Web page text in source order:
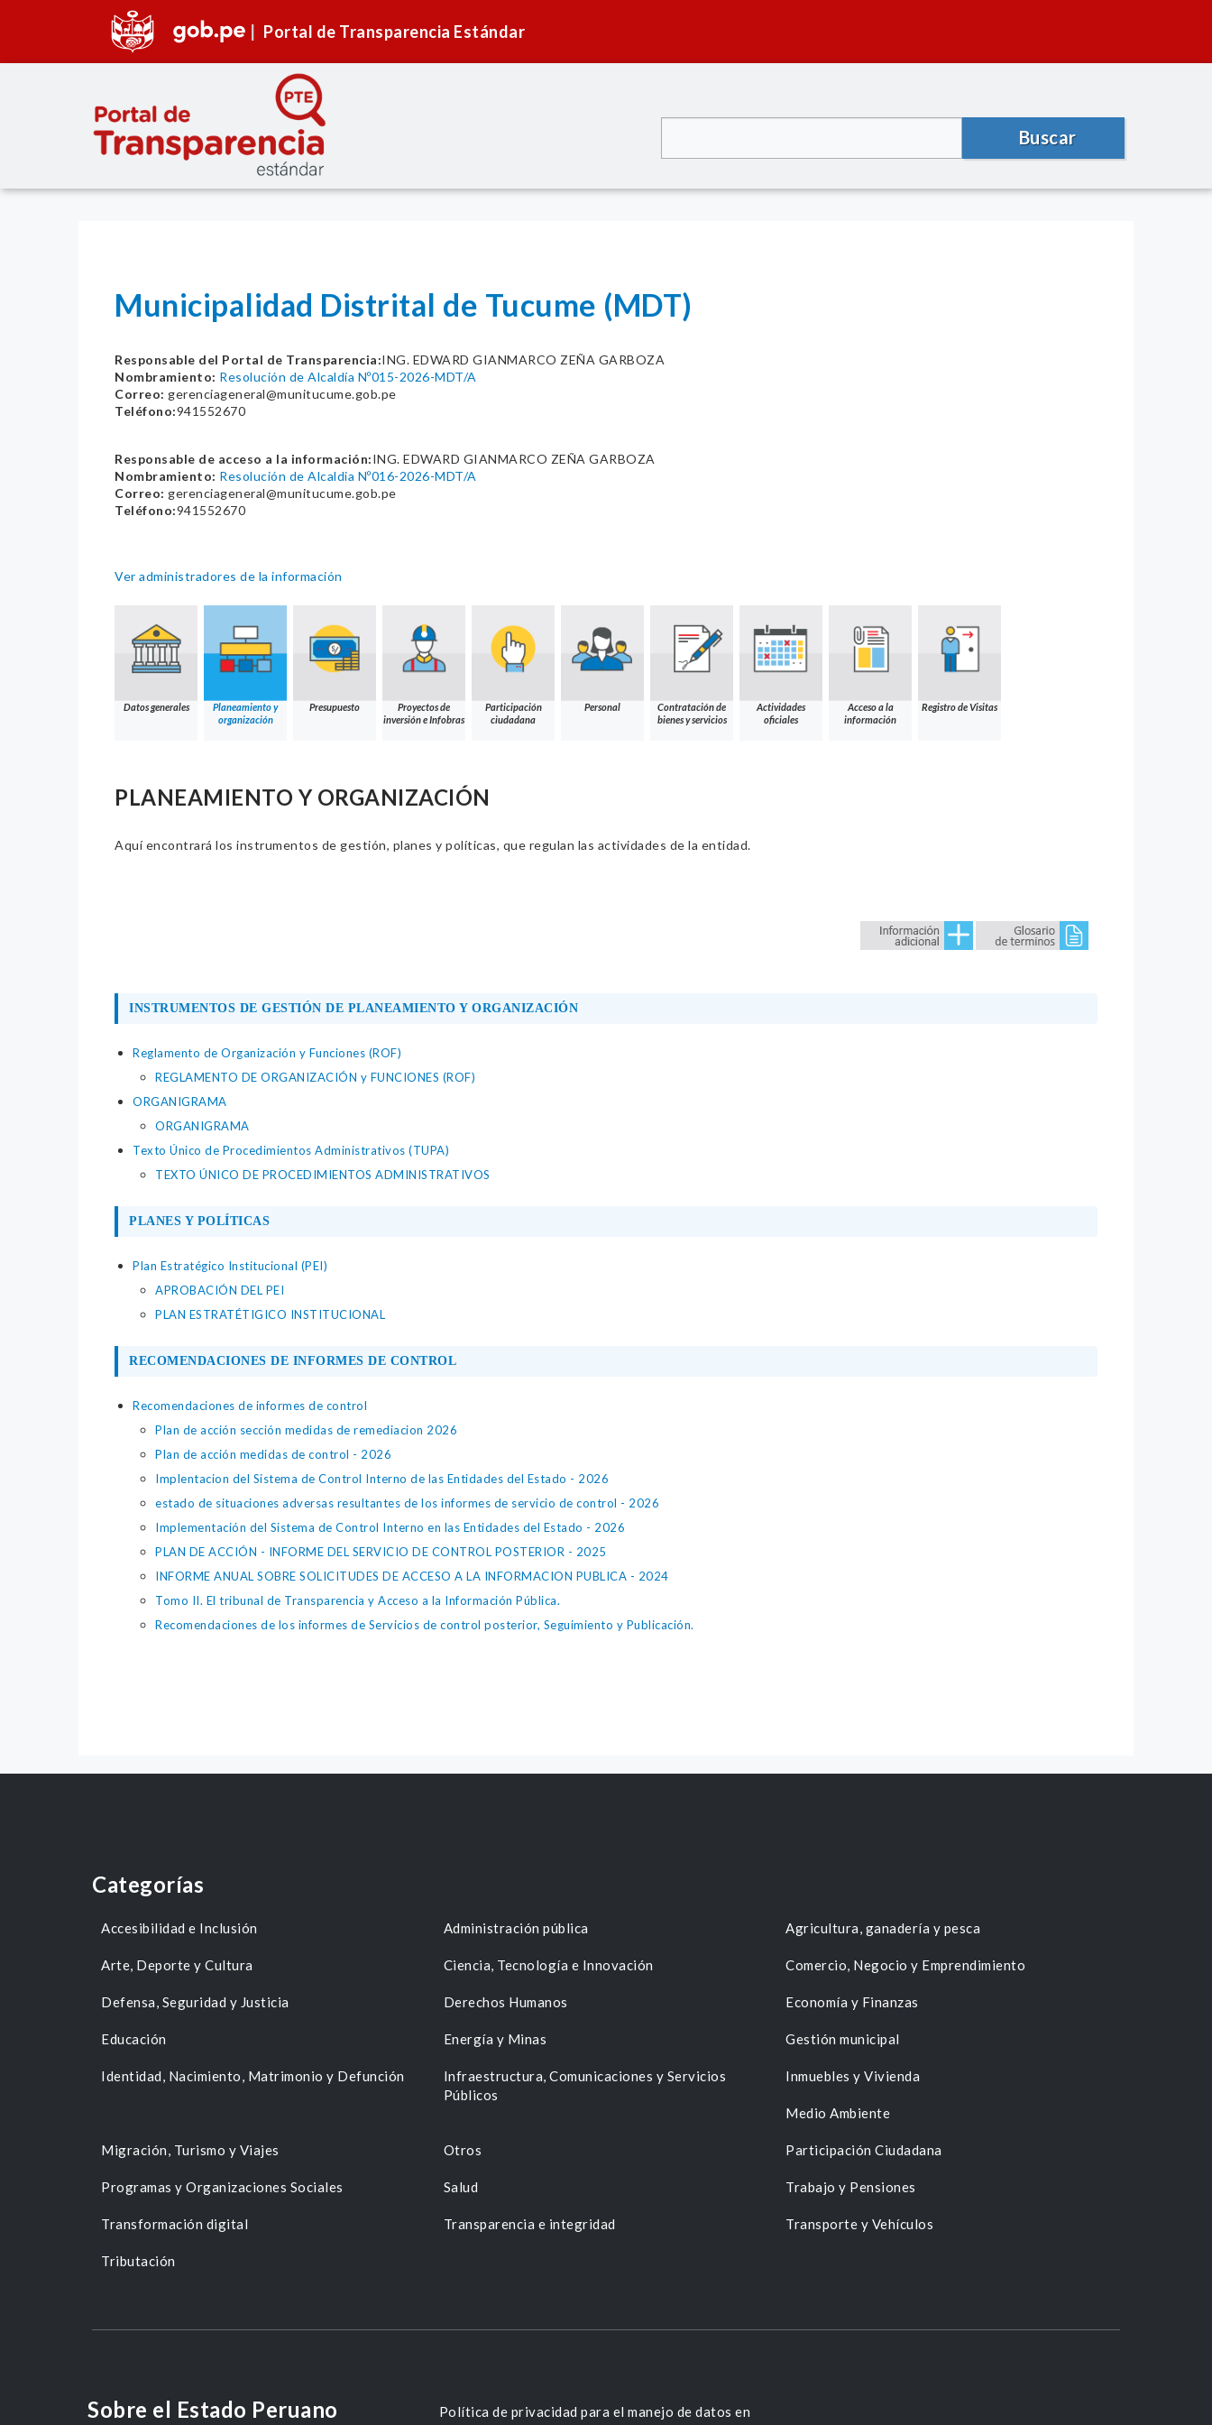
Portal de Transparencia Estándar
Buscar
Municipalidad Distrital de Tucume (MDT)
Responsable del Portal de Transparencia:ING. EDWARD GIANMARCO ZEÑA GARBOZA
Nombramiento: Resolución de Alcaldía Nº015-2026-MDT/A
Correo: gerenciageneral@munitucume.gob.pe
Teléfono:941552670
Responsable de acceso a la información:ING. EDWARD GIANMARCO ZEÑA GARBOZA
Nombramiento: Resolución de Alcaldia Nº016-2026-MDT/A
Correo: gerenciageneral@munitucume.gob.pe
Teléfono:941552670
Ver administradores de la información
Datos generales
Planeamiento y
organización
Presupuesto
Proyectos de
inversión e Infobras
Participación
ciudadana
Personal
Contratación de
bienes y servicios
Actividades
oficiales
Acceso a la
información
Registro de Visitas
PLANEAMIENTO Y ORGANIZACIÓN
Aquí encontrará los instrumentos de gestión, planes y políticas, que regulan las actividades de la entidad.
INSTRUMENTOS DE GESTIÓN DE PLANEAMIENTO Y ORGANIZACIÓN
Reglamento de Organización y Funciones (ROF)
REGLAMENTO DE ORGANIZACIÓN y FUNCIONES (ROF)
ORGANIGRAMA
ORGANIGRAMA
Texto Único de Procedimientos Administrativos (TUPA)
TEXTO ÚNICO DE PROCEDIMIENTOS ADMINISTRATIVOS
PLANES Y POLÍTICAS
Plan Estratégico Institucional (PEI)
APROBACIÓN DEL PEI
PLAN ESTRATÉTIGICO INSTITUCIONAL
RECOMENDACIONES DE INFORMES DE CONTROL
Recomendaciones de informes de control
Plan de acción sección medidas de remediacion 2026
Plan de acción medidas de control - 2026
Implentacion del Sistema de Control Interno de las Entidades del Estado - 2026
estado de situaciones adversas resultantes de los informes de servicio de control - 2026
Implementación del Sistema de Control Interno en las Entidades del Estado - 2026
PLAN DE ACCIÓN - INFORME DEL SERVICIO DE CONTROL POSTERIOR - 2025
INFORME ANUAL SOBRE SOLICITUDES DE ACCESO A LA INFORMACION PUBLICA - 2024
Tomo II. El tribunal de Transparencia y Acceso a la Información Pública.
Recomendaciones de los informes de Servicios de control posterior, Seguimiento y Publicación.
Categorías
Accesibilidad e Inclusión Administración pública Agricultura, ganadería y pesca
Arte, Deporte y Cultura Ciencia, Tecnología e Innovación Comercio, Negocio y Emprendimiento
Defensa, Seguridad y Justicia Derechos Humanos Economía y Finanzas
Educación Energía y Minas Gestión municipal
Identidad, Nacimiento, Matrimonio y Defunción
Infraestructura, Comunicaciones y Servicios
Públicos
Inmuebles y Vivienda
Medio Ambiente
Migración, Turismo y Viajes Otros Participación Ciudadana
Programas y Organizaciones Sociales Salud Trabajo y Pensiones
Transformación digital Transparencia e integridad Transporte y Vehículos
Tributación
Sobre el Estado Peruano
Política de privacidad para el manejo de datos en